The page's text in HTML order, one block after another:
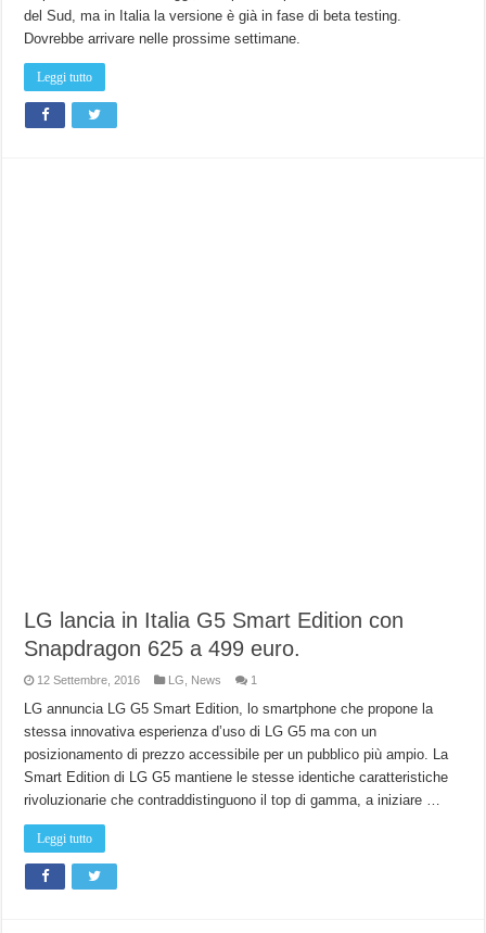
di
del Sud, ma in Italia la versione è già in fase di beta testing.
Dovrebbe arrivare nelle prossime settimane.
Leggi tutto
LG lancia in Italia G5 Smart Edition con
Snapdragon 625 a 499 euro.
12 Settembre, 2016 LG News 1
LG annuncia LG G5 Smart Edition, lo smartphone che propone la
stessa innovativa esperienza d’uso di LG G5 ma con un
posizionamento di prezzo accessibile per un pubblico più ampio. La
Smart Edition di LG G5 mantiene le stesse identiche caratteristiche
rivoluzionarie che contraddistinguono il top di gamma, a iniziare …
Leggi tutto